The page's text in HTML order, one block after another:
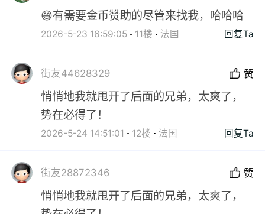
😄有需要金币赞助的尽管来找我，哈哈哈
2026-5-23 16:59:05 11楼 法国 回复Ta
街友44628329 赞
悄悄地我就甩开了后面的兄弟，太爽了，
势在必得了！
2026-5-24 14:51:01 12楼 法国 回复Ta
街友28872346 赞
悄悄地我就甩开了后面的兄弟，太爽了，